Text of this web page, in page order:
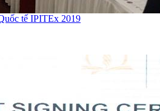
tế IPITEx 2019